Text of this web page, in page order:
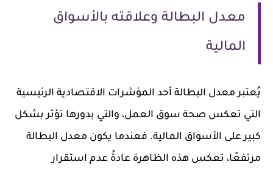
معدل البطالة وعلاقته بالأسواق
المالية
يُعتبر معدل البطالة أحد المؤشرات الاقتصادية الرئيسية
التي تعكس صحة سوق العمل، والتي بدورها تؤثر بشكل
كبير على الأسواق المالية. فعندما يكون معدل البطالة
مرتفعًا، تعكس هذه الظاهرة عادةً عدم استقرار